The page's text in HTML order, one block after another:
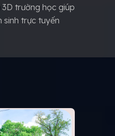
3D trường học giúp
sinh trực tuyến